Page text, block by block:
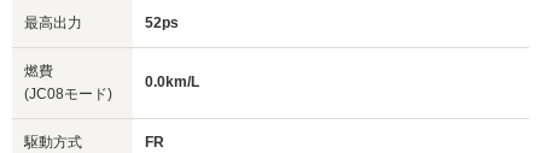
最高出力 52ps
燃費
(JC08モード)
0.0km/L
駆動方式 FR